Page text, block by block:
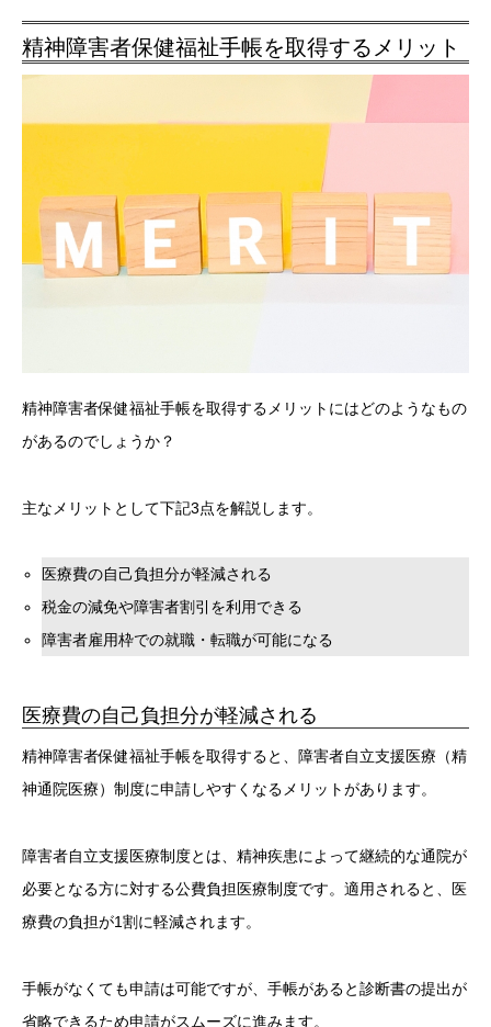
精神障害者保健福祉手帳を取得するメリット
精神障害者保健福祉手帳を取得するメリットにはどのようなもの
があるのでしょうか？
主なメリットとして下記3点を解説します。
医療費の自己負担分が軽減される
税金の減免や障害者割引を利用できる
障害者雇用枠での就職・転職が可能になる
医療費の自己負担分が軽減される
精神障害者保健福祉手帳を取得すると、障害者自立支援医療（精
神通院医療）制度に申請しやすくなるメリットがあります。
障害者自立支援医療制度とは、精神疾患によって継続的な通院が
必要となる方に対する公費負担医療制度です。適用されると、医
療費の負担が1割に軽減されます。
手帳がなくても申請は可能ですが、手帳があると診断書の提出が
省略できるため申請がスムーズに進みます。